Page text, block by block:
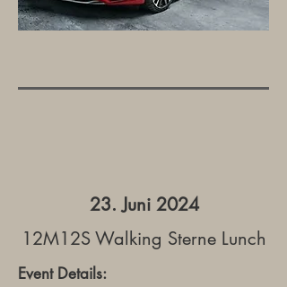
23. Juni 2024
12M12S Walking Sterne Lunch
Event Details: